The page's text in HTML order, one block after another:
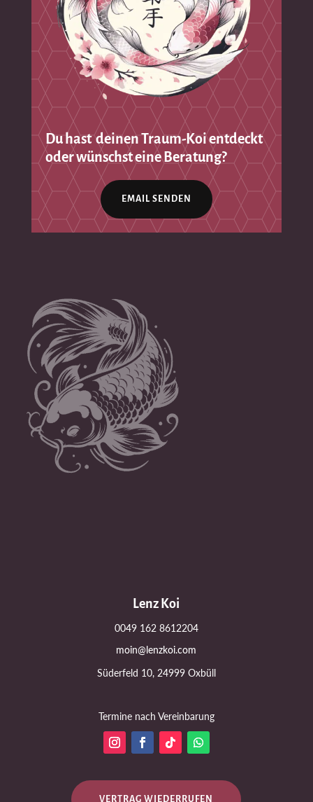
Du hast deinen Traum-Koi entdeckt
oder wünschst eine Beratung?
EMAIL SENDEN
Lenz Koi
0049 162 8612204
moin@lenzkoi.com
Süderfeld 10, 24999 Oxbüll
Termine nach Vereinbarung
VERTRAG WIEDERRUFEN